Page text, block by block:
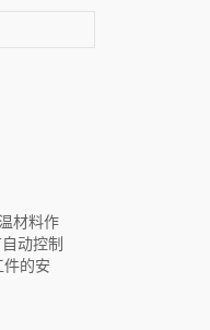
材料作
动控制
的安